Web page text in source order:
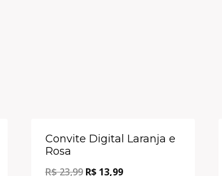
Convite Digital Laranja e
Rosa
R$23,99 R$13,99